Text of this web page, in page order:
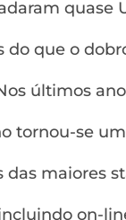
quase
do que o
últimos
tornou-se
das maiores
on-